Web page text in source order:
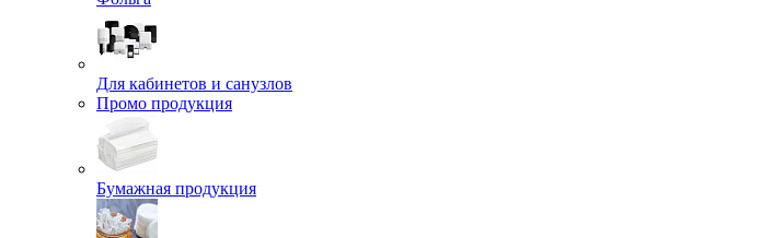
Для кабинетов и санузлов
Промо продукция
Бумажная продукция